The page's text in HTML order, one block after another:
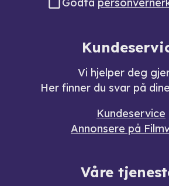
Vi hjelper deg
Her finner du svar på
Kundeservice
Annonsere på
Våre